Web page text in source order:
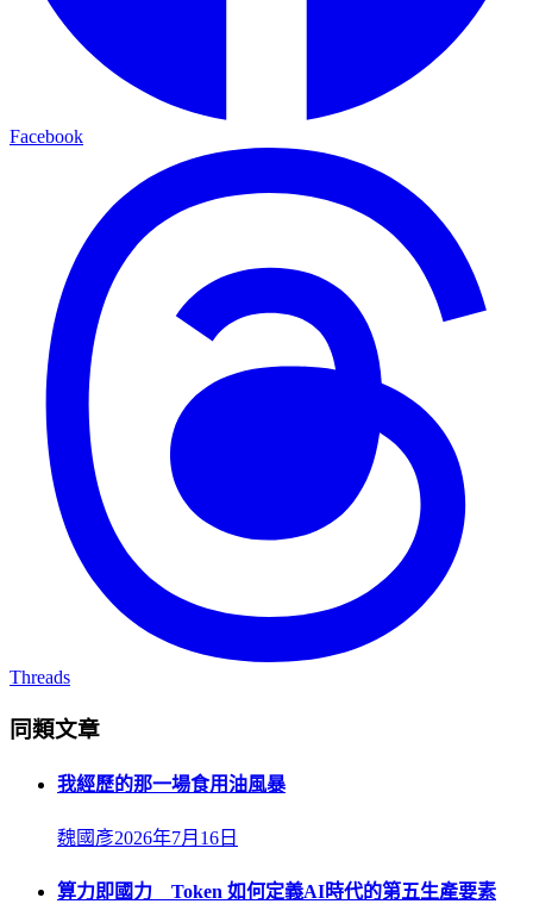
Facebook
Threads
同類文章
我經歷的那一場食用油風暴
魏國彥2026年7月16日
算力即國力 Token 如何定義AI時代的第五生產要素